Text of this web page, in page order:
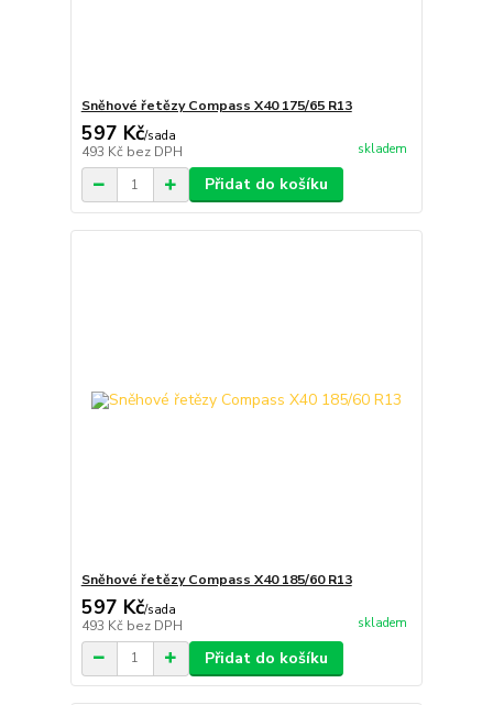
Sněhové řetězy Compass X40 175/65 R13
597 Kč/sada
493 Kč bez DPH skladem
Přidat do košíku
Sněhové řetězy Compass X40 185/60 R13
597 Kč/sada
493 Kč bez DPH skladem
Přidat do košíku